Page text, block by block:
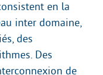
en la
inter domaine,
des
Des
de